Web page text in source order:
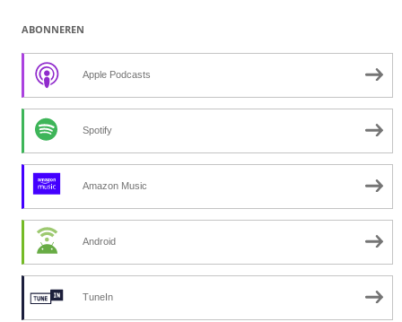
ABONNEREN
Apple Podcasts
Spotify
Amazon Music
Android
TuneIn